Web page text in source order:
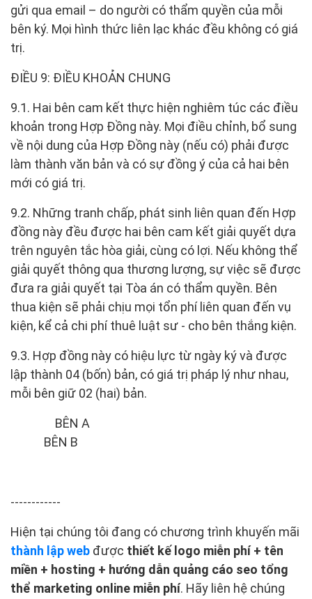
gửi qua email – do người có thẩm quyền của mỗi
bên ký. Mọi hình thức liên lạc khác đều không có giá
trị.
ĐIỀU 9: ĐIỀU KHOẢN CHUNG
9.1. Hai bên cam kết thực hiện nghiêm túc các điều
khoản trong Hợp Đồng này. Mọi điều chỉnh, bổ sung
về nội dung của Hợp Đồng này (nếu có) phải được
làm thành văn bản và có sự đồng ý của cả hai bên
mới có giá trị.
9.2. Những tranh chấp, phát sinh liên quan đến Hợp
đồng này đều được hai bên cam kết giải quyết dựa
trên nguyên tắc hòa giải, cùng có lợi. Nếu không thể
giải quyết thông qua thương lượng, sự việc sẽ được
đưa ra giải quyết tại Tòa án có thẩm quyền. Bên
thua kiện sẽ phải chịu mọi tổn phí liên quan đến vụ
kiện, kể cả chi phí thuê luật sư - cho bên thắng kiện.
9.3. Hợp đồng này có hiệu lực từ ngày ký và được
lập thành 04 (bốn) bản, có giá trị pháp lý như nhau,
mỗi bên giữ 02 (hai) bản.
BÊN A
BÊN B
------------
Hiện tại chúng tôi đang có chương trình khuyến mãi
thành lập web được thiết kế logo miễn phí + tên
miền + hosting + hướng dẫn quảng cáo seo tổng
thể marketing online miễn phí. Hãy liên hệ chúng